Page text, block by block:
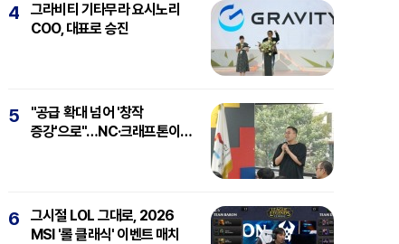
4
그라비티 기타무라 요시노리
COO, 대표로 승진
5
"공급 확대 넘어 '창작
증강'으로"…NC·크래프톤이
6
그시절 LOL 그대로, 2026
MSI '롤 클래식' 이벤트 매치